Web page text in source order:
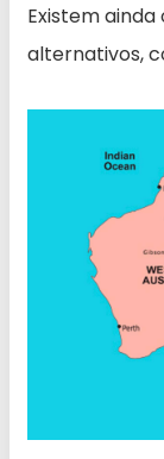
Existem
alternativos,